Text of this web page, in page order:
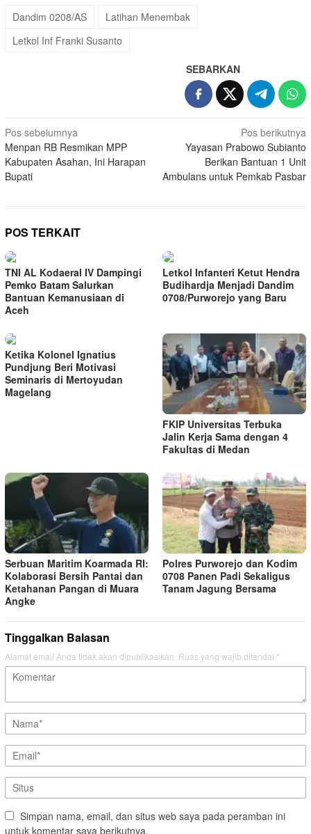
Dandim 0208/AS
Latihan Menembak
Letkol Inf Franki Susanto
SEBARKAN
Navigasi
pos
Pos sebelumnya
Menpan RB Resmikan MPP
Kabupaten Asahan, Ini Harapan
Bupati
Pos berikutnya
Yayasan Prabowo Subianto
Berikan Bantuan 1 Unit
Ambulans untuk Pemkab Pasbar
POS TERKAIT
TNI AL Kodaeral IV Dampingi
Pemko Batam Salurkan
Bantuan Kemanusiaan di
Aceh
Letkol Infanteri Ketut Hendra
Budihardja Menjadi Dandim
0708/Purworejo yang Baru
Ketika Kolonel Ignatius
Pundjung Beri Motivasi
Seminaris di Mertoyudan
Magelang
FKIP Universitas Terbuka
Jalin Kerja Sama dengan 4
Fakultas di Medan
Serbuan Maritim Koarmada RI:
Kolaborasi Bersih Pantai dan
Ketahanan Pangan di Muara
Angke
Polres Purworejo dan Kodim
0708 Panen Padi Sekaligus
Tanam Jagung Bersama
Tinggalkan Balasan
Alamat email Anda tidak akan dipublikasikan. Ruas yang wajib ditandai *
Simpan nama, email, dan situs web saya pada peramban ini
untuk komentar saya berikutnya.